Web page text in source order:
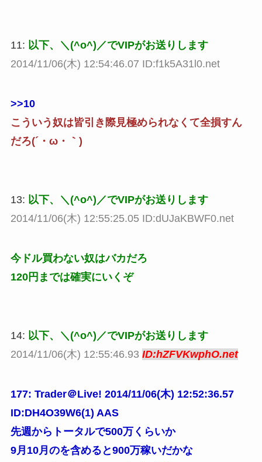
11: 以下、＼(^o^)／でVIPがお送りします
2014/11/06(木) 12:54:46.07 ID:f1k5A31l0.net
>>10
こういう奴は皆引き際見極められなくて全損すん
だろ(´・ω・｀)
13: 以下、＼(^o^)／でVIPがお送りします
2014/11/06(木) 12:55:25.05 ID:dUJaKBWF0.net
今ドル買わない奴はバカだろ
120円までは確実にいくぞ
14: 以下、＼(^o^)／でVIPがお送りします
2014/11/06(木) 12:55:46.93 ID:hZFVKwphO.net
177: Trader＠Live! 2014/11/06(木) 12:52:36.57
ID:DH4O39W6(1) AAS
先週からトータルで500万くらいか
9月10月のを含めると900万稼いだかな